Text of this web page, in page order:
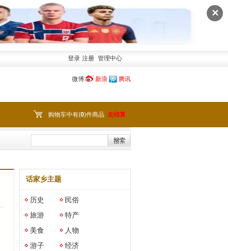
✕
登录 注册 管理中心
微博: 新浪 腾讯
购物车中有(0)件商品 去结算
话家乡主题
历史
民俗
旅游
特产
美食
人物
游子
经济